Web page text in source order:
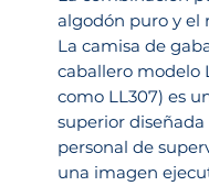
algodón puro y el
La camisa de
caballero modelo
como LL307) es
superior
personal de
una imagen